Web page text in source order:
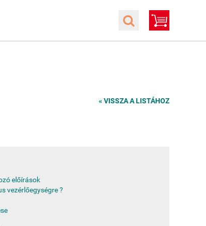
« VISSZA A LISTÁHOZ
előírások
vezérlőegységre ?